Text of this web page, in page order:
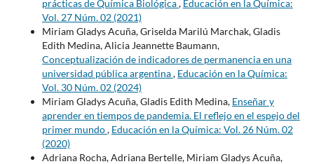
prácticas de Química Biológica, Educación en la Química:
Vol. 27 Núm. 02 (2021)
Miriam Gladys Acuña, Griselda Marilú Marchak, Gladis
Edith Medina, Alicia Jeannette Baumann,
Conceptualización de indicadores de permanencia en una
universidad pública argentina, Educación en la Química:
Vol. 30 Núm. 02 (2024)
Miriam Gladys Acuña, Gladis Edith Medina, Enseñar y
aprender en tiempos de pandemia. El reflejo en el espejo del
primer mundo, Educación en la Química: Vol. 26 Núm. 02
(2020)
Adriana Rocha, Adriana Bertelle, Miriam Gladys Acuña,